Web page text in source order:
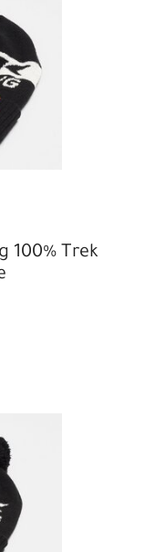
100% Trek